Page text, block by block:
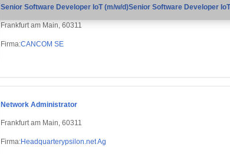
Senior Software Developer IoT (m/w/d)Senior Software Developer
Frankfurt am Main, 60311
Firma:CANCOM SE
Network Administrator
Frankfurt am Main, 60311
Firma:Headquarterypsilon.net Ag